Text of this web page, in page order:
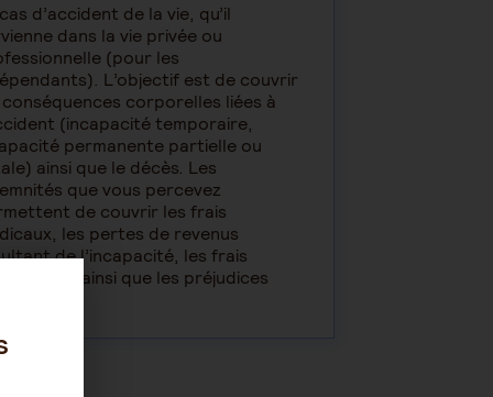
d’accident de la vie, qu’il
dans la vie privée ou
(pour les
L’objectif est de couvrir
conséquences corporelles liées à
(incapacité temporaire,
permanente partielle ou
ainsi que le décès. Les
que vous percevez
de couvrir les frais
les pertes de revenus
de l’incapacité, les frais
ainsi que les préjudices